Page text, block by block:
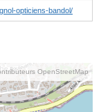
opticiens-bandol/
OpenStreetMap